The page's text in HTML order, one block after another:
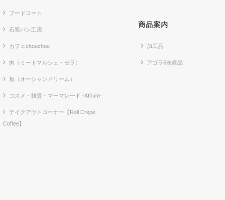
フードコート
石窯パン工房
カフェchouchou
肉（ミートマルシェ・セラ）
魚（オーシャンドリーム）
コスメ・雑貨・マーマレード -Atrium-
テイクアウトコーナー【Roll Crepe
Coffee】
商品案内
加工品
アゴラ6次産品